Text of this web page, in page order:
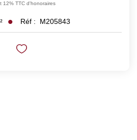
12% TTC d'honoraires
Réf : M205843